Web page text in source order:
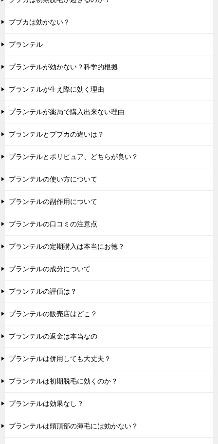
ブブカは効かない？
プランテル
プランテルが効かない？科学的根拠
プランテルが生え際に効く理由
プランテルが薬局で購入出来ない理由
プランテルとブブカの違いは？
プランテルとポリピュア、どちらが良い？
プランテルの使い方について
プランテルの副作用について
プランテルの口コミの注意点
プランテルの定期購入は本当にお徳？
プランテルの成分について
プランテルの評価は？
プランテルの販売店はどこ？
プランテルの返金は本当なの
プランテルは併用しても大丈夫？
プランテルは初期脱毛に効くのか？
プランテルは効果なし？
プランテルは頭頂部の薄毛には効かない？